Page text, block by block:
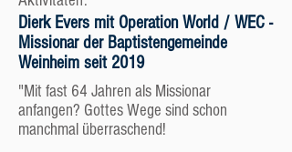
Leitungsaufgaben. Kinder haben einen
besonderen Status, weil wir nichts von Kinder-
oder gar Säuglingsmitgliedschaften halten und
nur Jugendliche und Erwachsene als
Mitglieder aufnehmen. Aber
selbstverständlich gehören unsere Kinder voll
zur Gemeinde und werden ernst und wichtig
Dierk Evers mit Operation World / WEC -
Missionar der Baptistengemeinde
Weinheim seit 2019
"Mit fast 64 Jahren als Missionar
anfangen? Gottes Wege sind schon
manchmal überraschend!